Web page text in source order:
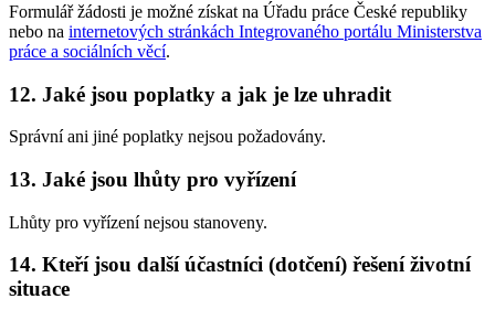
Formulář žádosti je možné získat na Úřadu práce České republiky
nebo na internetových stránkách Integrovaného portálu Ministerstva
práce a sociálních věcí.
12. Jaké jsou poplatky a jak je lze uhradit
Správní ani jiné poplatky nejsou požadovány.
13. Jaké jsou lhůty pro vyřízení
Lhůty pro vyřízení nejsou stanoveny.
14. Kteří jsou další účastníci (dotčení) řešení životní
situace